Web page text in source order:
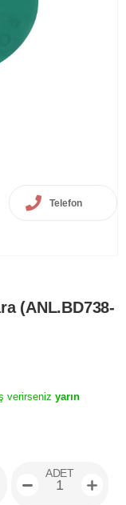
Telefon
(ANL.BD738-
verirseniz yarın
ADET